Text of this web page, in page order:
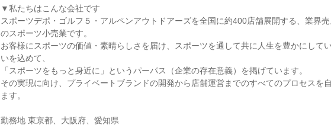
▼私たちはこんな会社です
スポーツデポ・ゴルフ５・アルペンアウトドアーズを全国に約400店舗展開する、業界
のスポーツ小売業です。
お客様にスポーツの価値・素晴らしさを届け、スポーツを通して共に人生を豊かにして
いを込めて、
「スポーツをもっと身近に」というパーパス（企業の存在意義）を掲げています。
その実現に向け、プライベートブランドの開発から店舗運営までのすべてのプロセスを
ます。
勤務地 東京都、大阪府、愛知県